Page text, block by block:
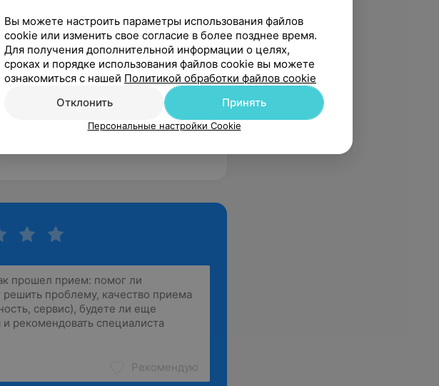
деятельности медицинской
организации сестринского
медицинской сестры
медицинской сестры
Рекомендую
Вы можете настроить параметры использования файлов
cookie или изменить свое согласие в более позднее время.
Для получения дополнительной информации о целях,
сроках и порядке использования файлов cookie вы можете
ознакомиться с нашей Политикой обработки файлов cookie
Отклонить
Принять
Персональные настройки Cookie